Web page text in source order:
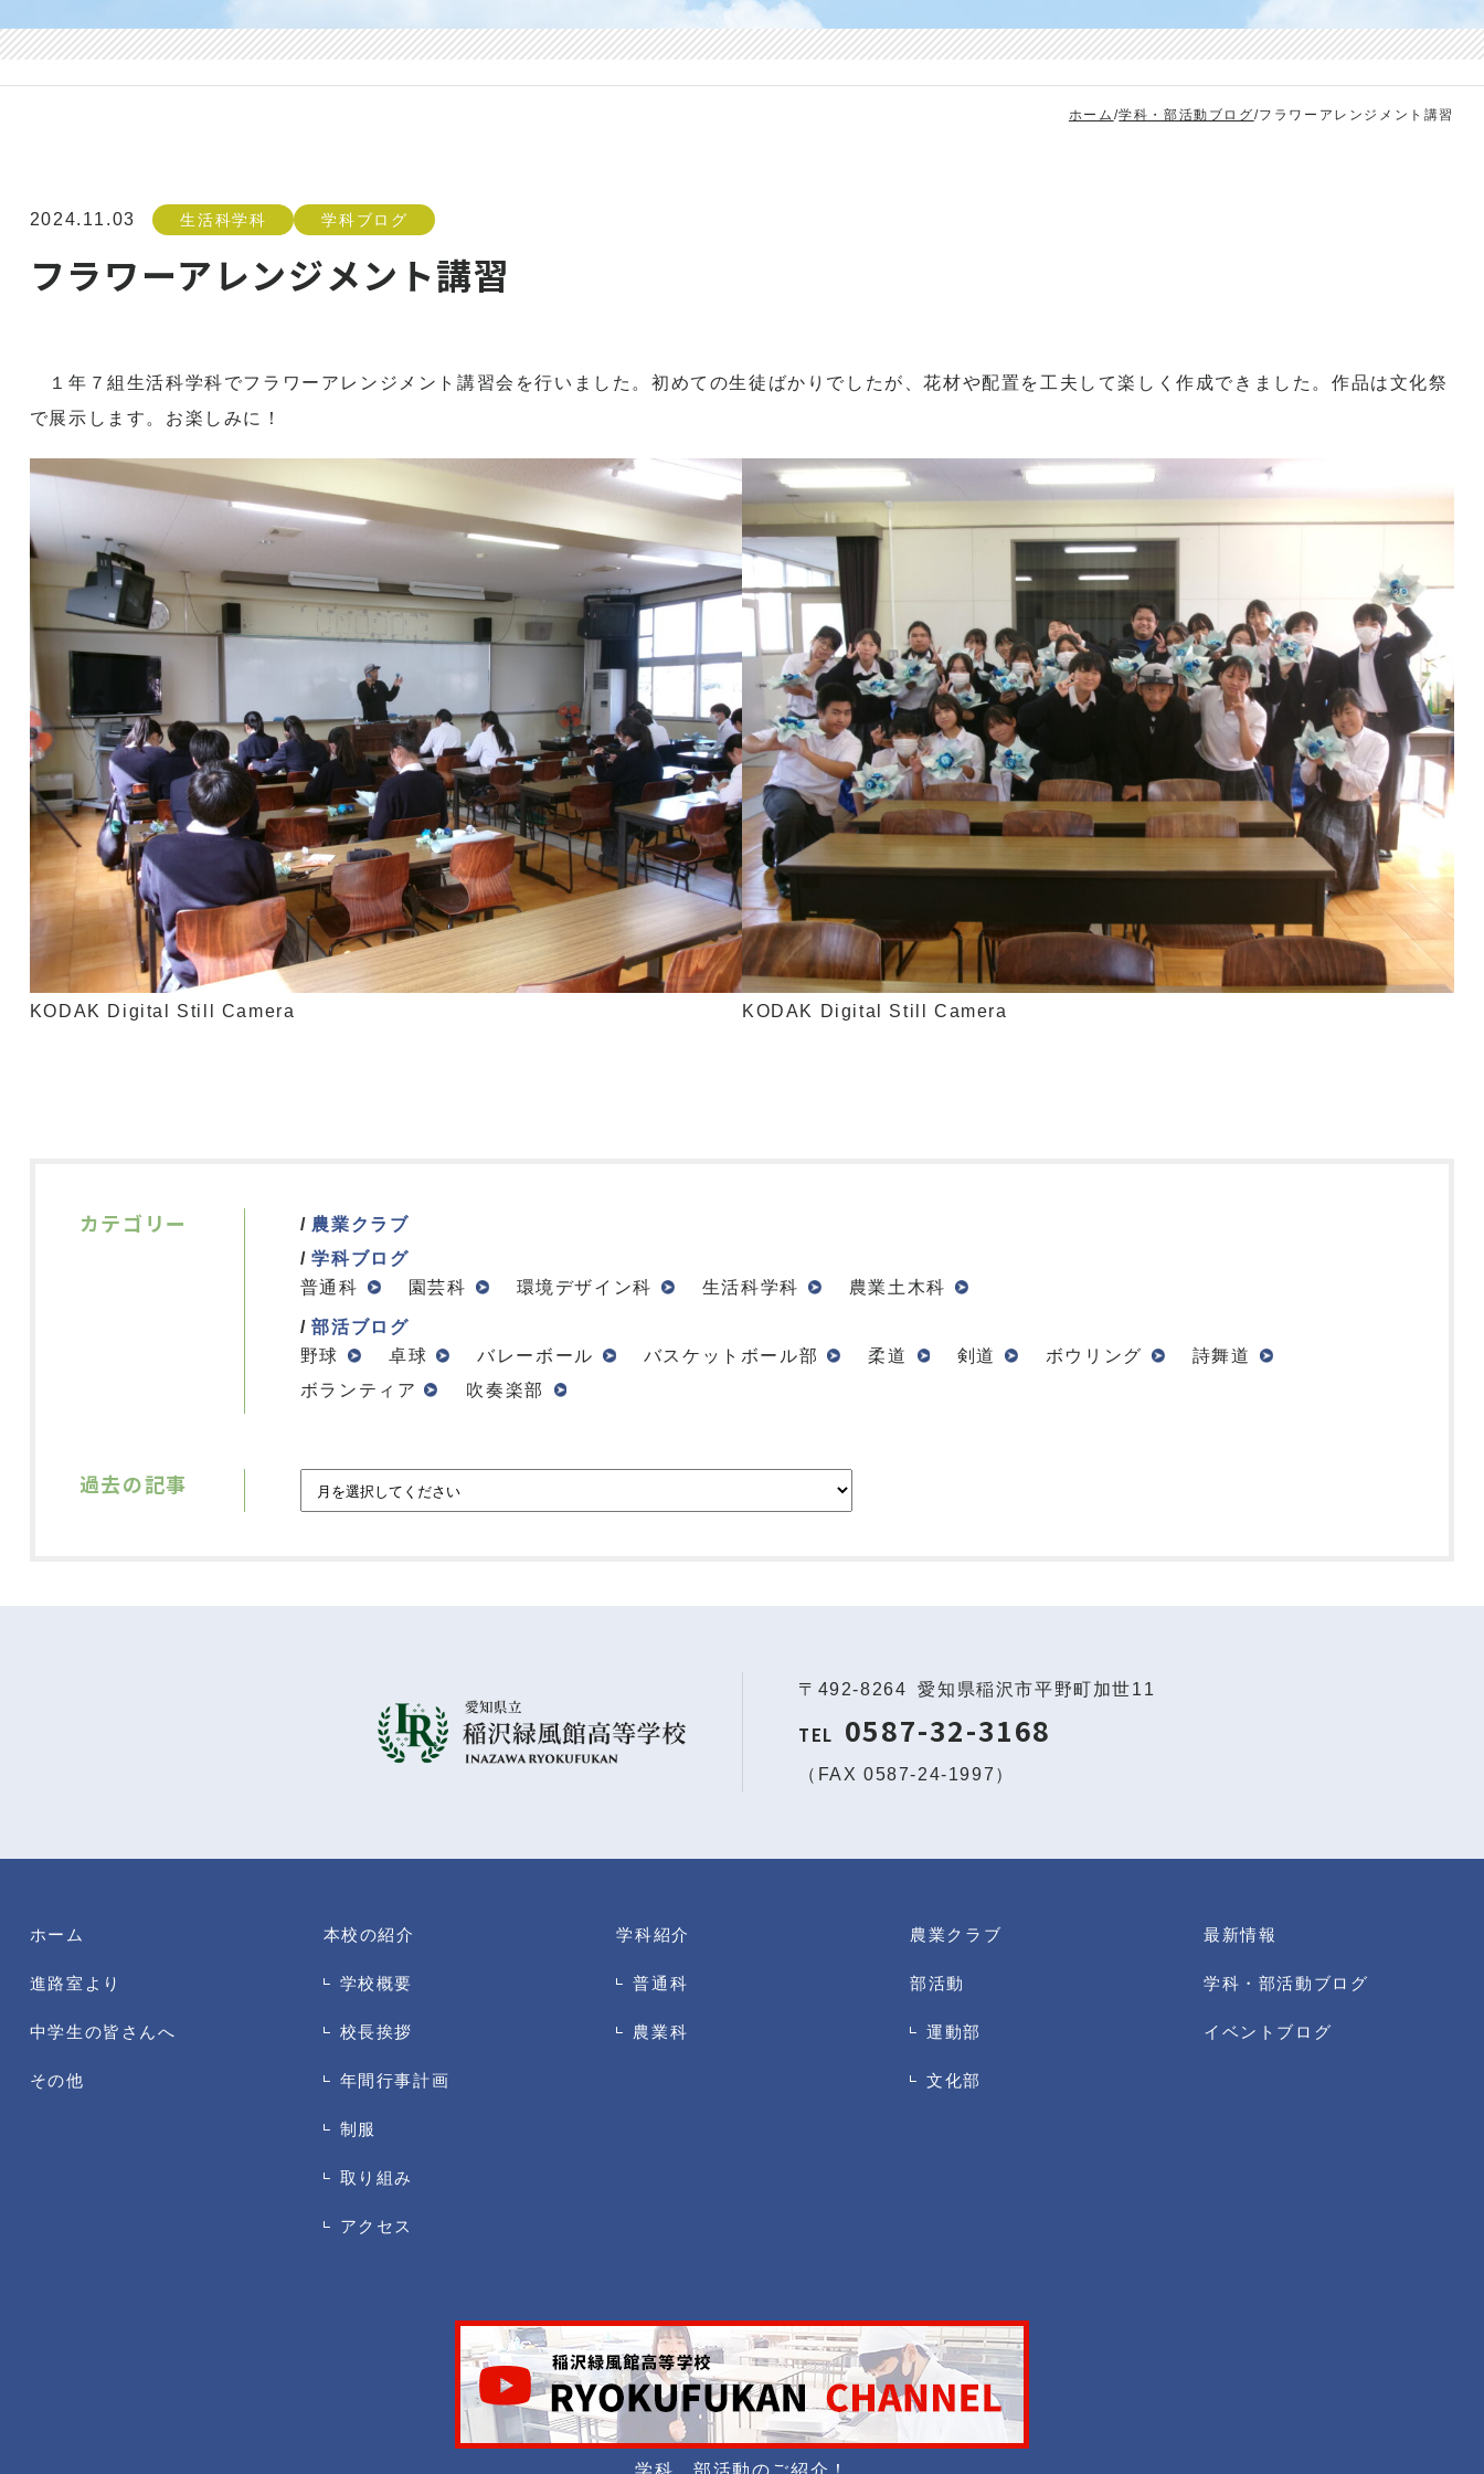
ホーム /学科・部活動ブログ/フラワーアレンジメント講習
2024.11.03 生活科学科 学科ブログ
フラワーアレンジメント講習
１年７組生活科学科でフラワーアレンジメント講習会を行いました。初めての生徒ばかりでしたが、花材や配置を工夫して楽しく作成できました。作品は文化祭
で展示します。お楽しみに！
KODAK Digital Still Camera KODAK Digital Still Camera
カテゴリー
農業クラブ
学科ブログ
普通科
園芸科 環境デザイン科 生活科学科 農業土木科
部活ブログ
野球
卓球 バレーボール バスケットボール部 柔道 剣道 ボウリング
詩舞道
ボランティア
吹奏楽部
過去の記事
〒492-8264 愛知県稲沢市平野町加世11
TEL 0587-32-3168
（FAX 0587-24-1997）
ホーム
進路室より
中学生の皆さんへ
その他
本校の紹介
学校概要
校長挨拶
年間行事計画
制服
取り組み
アクセス
学科紹介
普通科
農業科
農業クラブ
部活動
運動部
文化部
最新情報
学科・部活動ブログ
イベントブログ
学科、部活動のご紹介！